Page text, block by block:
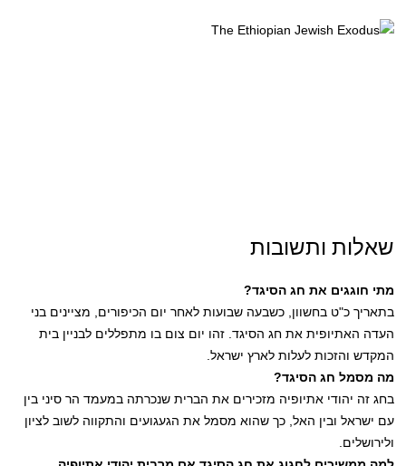
שאלות ותשובות
מתי חוגגים את חג הסיגד?
בתאריך כ"ט בחשוון, כשבעה שבועות לאחר יום הכיפורים, מציינים בני
העדה האתיופית את חג הסיגד. זהו יום צום בו מתפללים לבניין בית
המקדש והזכות לעלות לארץ ישראל.
מה מסמל חג הסיגד?
בחג זה יהודי אתיופיה מזכירים את הברית שנכרתה במעמד הר סיני בין
עם ישראל ובין האל, כך שהוא מסמל את הגעגועים והתקווה לשוב לציון
ולירושלים.